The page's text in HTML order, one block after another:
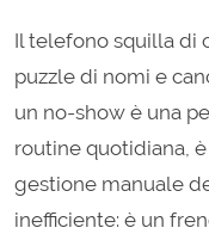
Il telefono squilla di
puzzle di nomi e
un no-show è una
routine quotidiana,
gestione manuale
inefficiente: è un